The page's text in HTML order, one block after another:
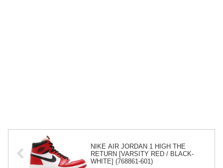
NIKE AIR JORDAN 1 HIGH THE
RETURN [VARSITY RED / BLACK-
WHITE] (768861-601)